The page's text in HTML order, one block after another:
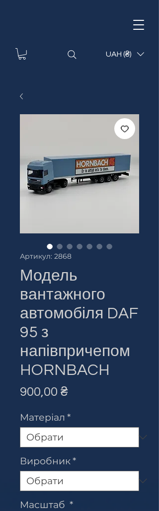
UAH (₴)
Артикул: 2868
Модель
вантажного
автомобіля DAF
95 з
напівпричепом
HORNBACH
900,00 ₴Ціна
Матеріал *
Виробник*
Масштаб *